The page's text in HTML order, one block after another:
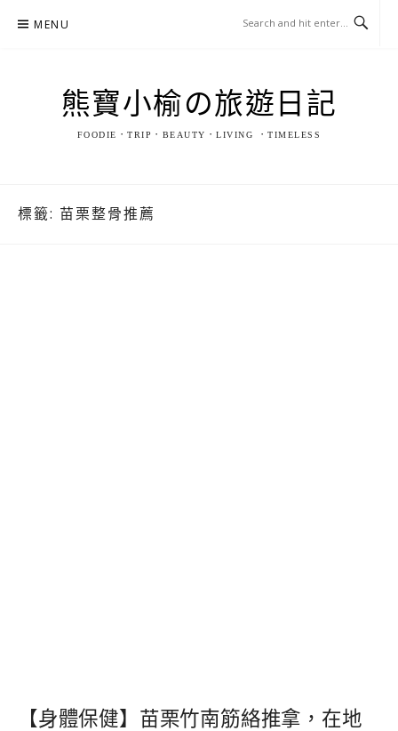
MENU
熊寶小榆の旅遊日記
FOODIE．TRIP．BEAUTY．LIVING ．TIMELESS
標籤: 苗栗整骨推薦
【身體保健】苗栗竹南筋絡推拿，在地